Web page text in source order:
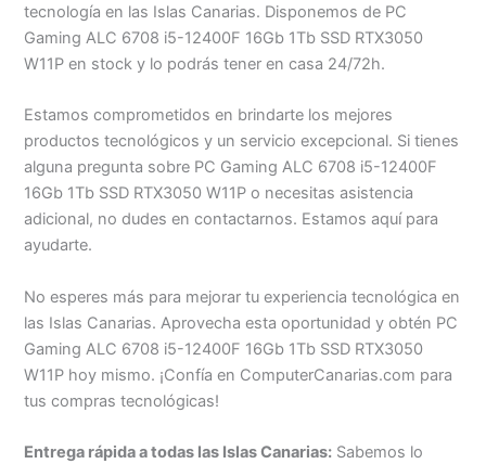
tecnología en las Islas Canarias. Disponemos de PC
Gaming ALC 6708 i5-12400F 16Gb 1Tb SSD RTX3050
W11P en stock y lo podrás tener en casa 24/72h.
Estamos comprometidos en brindarte los mejores
productos tecnológicos y un servicio excepcional. Si tienes
alguna pregunta sobre PC Gaming ALC 6708 i5-12400F
16Gb 1Tb SSD RTX3050 W11P o necesitas asistencia
adicional, no dudes en contactarnos. Estamos aquí para
ayudarte.
No esperes más para mejorar tu experiencia tecnológica en
las Islas Canarias. Aprovecha esta oportunidad y obtén PC
Gaming ALC 6708 i5-12400F 16Gb 1Tb SSD RTX3050
W11P hoy mismo. ¡Confía en ComputerCanarias.com para
tus compras tecnológicas!
Entrega rápida a todas las Islas Canarias: Sabemos lo